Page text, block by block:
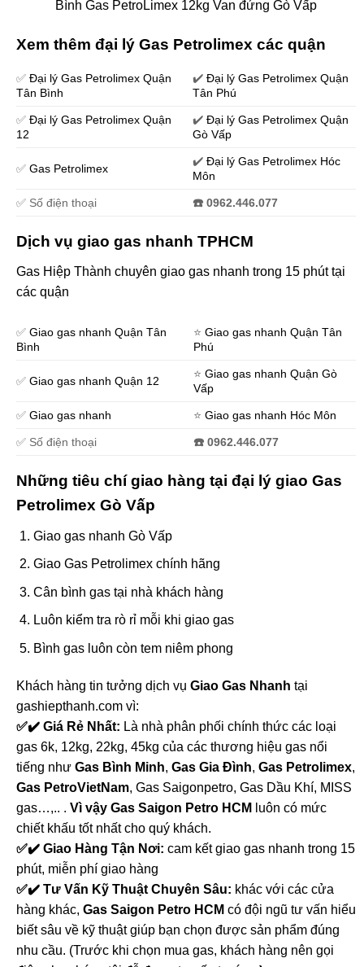
Bình Gas PetroLimex 12kg Van đứng Gò Vấp
Xem thêm đại lý Gas Petrolimex các quận
✅ Đại lý Gas Petrolimex Quận
Tân Bình
✔️Đại lý Gas Petrolimex Quận
Tân Phú
✅ Đại lý Gas Petrolimex Quận
12
✔️Đại lý Gas Petrolimex Quận
Gò Vấp
✅ Gas Petrolimex
✔️Đại lý Gas Petrolimex Hóc
Môn
✅ Số điện thoại ☎️ 0962.446.077
Dịch vụ giao gas nhanh TPHCM
Gas Hiệp Thành chuyên giao gas nhanh trong 15 phút tại
các quận
✅ Giao gas nhanh Quận Tân
Bình
⭐️Giao gas nhanh Quận Tân
Phú
✅ Giao gas nhanh Quận 12
⭐️Giao gas nhanh Quận Gò
Vấp
✅ Giao gas nhanh ⭐️Giao gas nhanh Hóc Môn
✅ Số điện thoại ☎️ 0962.446.077
Những tiêu chí giao hàng tại đại lý giao Gas
Petrolimex Gò Vấp
Giao gas nhanh Gò Vấp
Giao Gas Petrolimex chính hãng
Cân bình gas tại nhà khách hàng
Luôn kiểm tra rò rỉ mỗi khi giao gas
Bình gas luôn còn tem niêm phong
Khách hàng tin tưởng dịch vụ Giao Gas Nhanh tại
gashiepthanh.com vì:
✅✔️ Giá Rẻ Nhất: Là nhà phân phối chính thức các loại
gas 6k, 12kg, 22kg, 45kg của các thương hiệu gas nổi
tiếng như Gas Bình Minh, Gas Gia Đình, Gas Petrolimex,
Gas PetroVietNam, Gas Saigonpetro, Gas Dầu Khí, MISS
gas…,.. . Vì vậy Gas Saigon Petro HCM
luôn có mức
chiết khấu tốt nhất cho quý khách.
✅✔️ Giao Hàng Tận Nơi: cam kết giao gas nhanh trong 15
phút, miễn phí giao hàng
✅✔️ Tư Vấn Kỹ Thuật Chuyên Sâu: khác với các cửa
hàng khác, Gas Saigon Petro HCM có đội ngũ tư vấn hiểu
biết sâu về kỹ thuật giúp bạn chọn được sản phẩm đúng
nhu cầu. (Trước khi chọn mua gas, khách hàng nên gọi